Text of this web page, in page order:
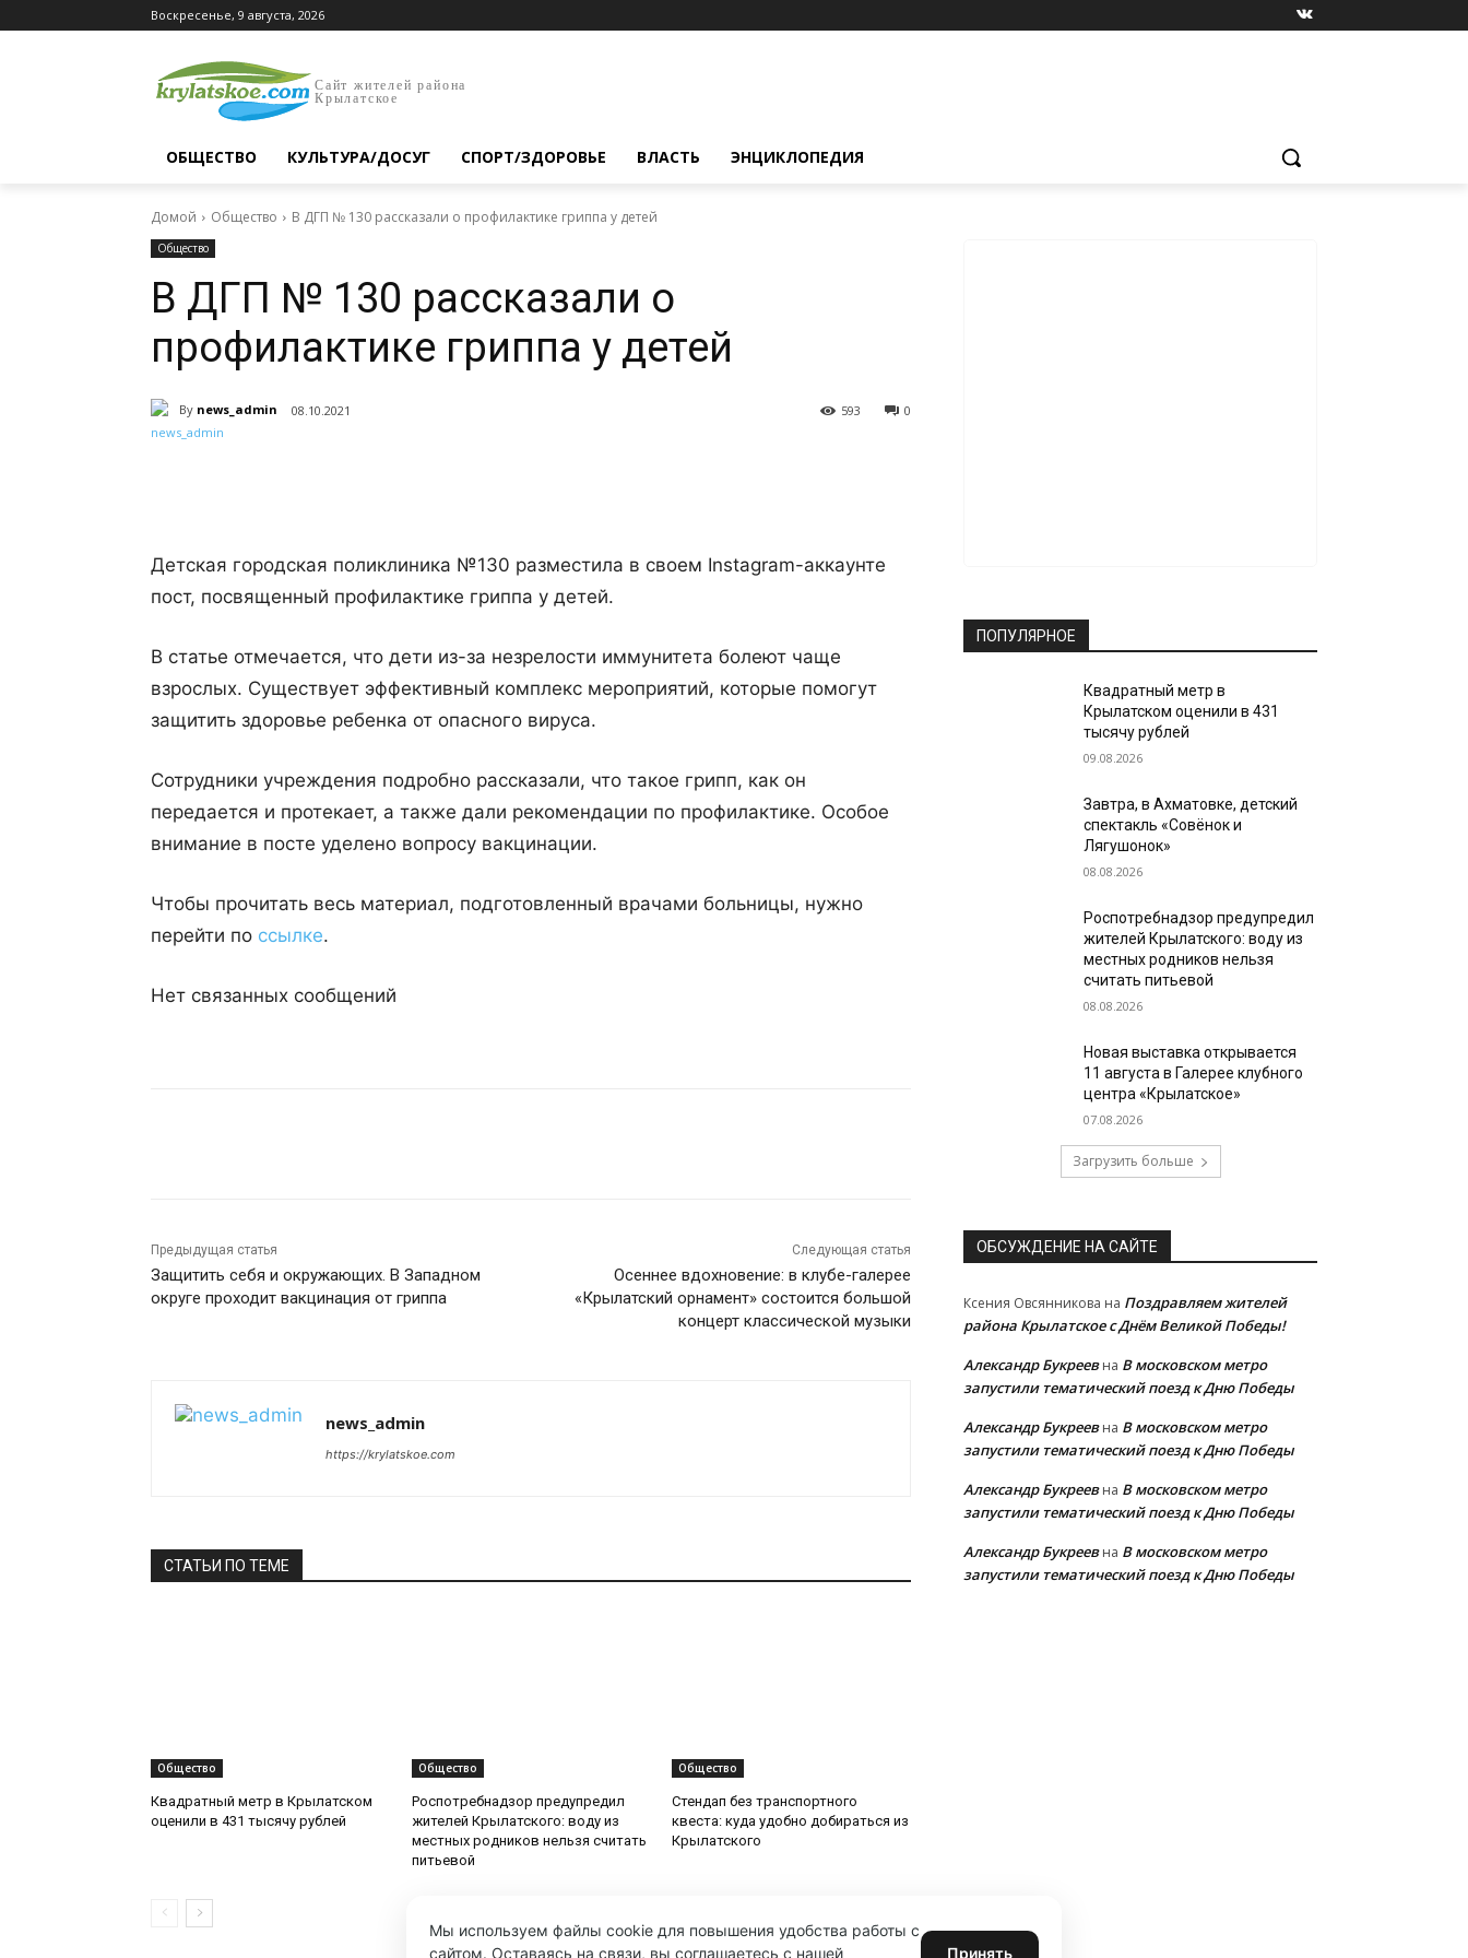
Воскресенье, 9 августа, 2026
Сайт жителей района
Крылатское
ОБЩЕСТВО КУЛЬТУРА/ДОСУГ СПОРТ/ЗДОРОВЬЕ ВЛАСТЬ ЭНЦИКЛОПЕДИЯ
Домой Общество В ДГП № 130 рассказали о профилактике гриппа у детей
Общество
В ДГП № 130 рассказали о
профилактике гриппа у детей
By news_admin 08.10.2021 0
593
Детская городская поликлиника №130 разместила в своем Instagram-аккаунте
пост, посвященный профилактике гриппа у детей.
В статье отмечается, что дети из-за незрелости иммунитета болеют чаще
взрослых. Существует эффективный комплекс мероприятий, которые помогут
защитить здоровье ребенка от опасного вируса.
Сотрудники учреждения подробно рассказали, что такое грипп, как он
передается и протекает, а также дали рекомендации по профилактике. Особое
внимание в посте уделено вопросу вакцинации.
Чтобы прочитать весь материал, подготовленный врачами больницы, нужно
перейти по ссылке.
Нет связанных сообщений
Предыдущая статья
Защитить себя и окружающих. В Западном
округе проходит вакцинация от гриппа
Следующая статья
Осеннее вдохновение: в клубе-галерее
«Крылатский орнамент» состоится большой
концерт классической музыки
news_admin
https://krylatskoe.com
СТАТЬИ ПО ТЕМЕ
Общество
Квадратный метр в Крылатском
оценили в 431 тысячу рублей
Общество
Роспотребнадзор предупредил
жителей Крылатского: воду из
местных родников нельзя считать
питьевой
Общество
Стендап без транспортного
квеста: куда удобно добираться из
Крылатского
ПОПУЛЯРНОЕ
Квадратный метр в
Крылатском оценили в 431
тысячу рублей
09.08.2026
Завтра, в Ахматовке, детский
спектакль «Совёнок и
Лягушонок»
08.08.2026
Роспотребнадзор предупредил
жителей Крылатского: воду из
местных родников нельзя
считать питьевой
08.08.2026
Новая выставка открывается
11 августа в Галерее клубного
центра «Крылатское»
07.08.2026
Загрузить больше
ОБСУЖДЕНИЕ НА САЙТЕ
Ксения Овсянникова на Поздравляем жителей
района Крылатское с Днём Великой Победы!
Александр Букреевна В московском метро
запустили тематический поезд к Дню Победы
Александр Букреевна В московском метро
запустили тематический поезд к Дню Победы
Александр Букреевна В московском метро
запустили тематический поезд к Дню Победы
Александр Букреевна В московском метро
запустили тематический поезд к Дню Победы
Мы используем файлы cookie для повышения удобства работы с
сайтом. Оставаясь на связи, вы соглашаетесь с нашей
Принять